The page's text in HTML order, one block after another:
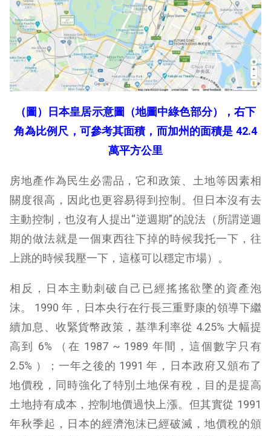
（圖）日本皇居示意圖（地圖中綠色部分），右下
角為比例尺，可參考其面積，而加州的面積是 42.4
萬平方公里
房地產作為民生必需品，它和政策、土地等因素相
關度很高，因此也更容易得到控制。但日本沒有去
主動控制，也沒有人提出“逆週期”的說法（所謂逆週
期的做法就是一個東西往下掉的時候我托一下，往
上跳的時候我壓一下，這樣可以穩定市場）。
相反，日本主動刺破自己已經搖搖欲墜的資產泡
沫。 1990 年，日本央行在行長三重野康的領導下繼
續加息、收緊貨幣政策，基準利率從 4.25% 大幅提
高到 6% （在 1987 ~ 1989 年間，這個數字只有
2.5% ）；一年之後的 1991 年，日本政府又頒布了
地價稅，同時強化了特別土地保有稅，目的是提高
土地持有成本，控制地價過快上漲。但其實從 1991
年秋季起，日本的經濟泡沫已經破滅，地價稅的頒